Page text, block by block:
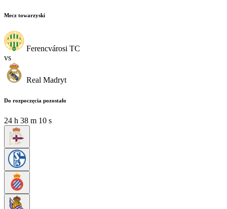
Mecz towarzyski
Ferencvárosi TC
vs
Real Madryt
Do rozpoczęcia pozostało
24 h 38 m 10 s